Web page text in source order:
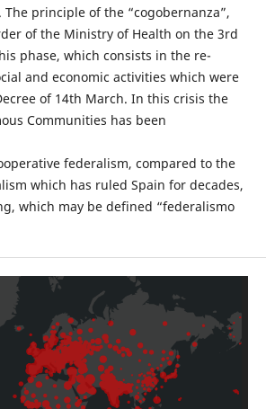
principle of the “cogobernanza”,
of the Ministry of Health on the 3rd
phase, which consists in the re-
and economic activities which were
of 14th March. In this crisis the
Communities has been
federalism, compared to the
which has ruled Spain for decades,
which may be defined “federalismo